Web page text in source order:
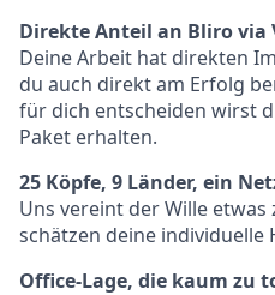
Direkte Anteil an Bliro via
Deine Arbeit hat direkten
du auch direkt am Erfolg
für dich entscheiden wirst
Paket erhalten.
25 Köpfe, 9 Länder, ein
Uns vereint der Wille etwas
schätzen deine
Office-Lage, die kaum zu